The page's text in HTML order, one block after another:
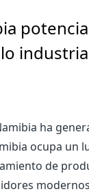
ha
ocupa
de